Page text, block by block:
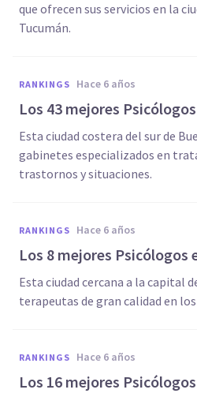
que ofrecen sus servicios en la
Tucumán.
RANKINGS hace 6 años
Los 43 mejores
Esta ciudad costera del sur de
gabinetes especializados en
trastornos y situaciones.
RANKINGS hace 6 años
Los 8 mejores Psicólogos
Esta ciudad cercana a la capital
terapeutas de gran calidad en
RANKINGS hace 6 años
Los 16 mejores